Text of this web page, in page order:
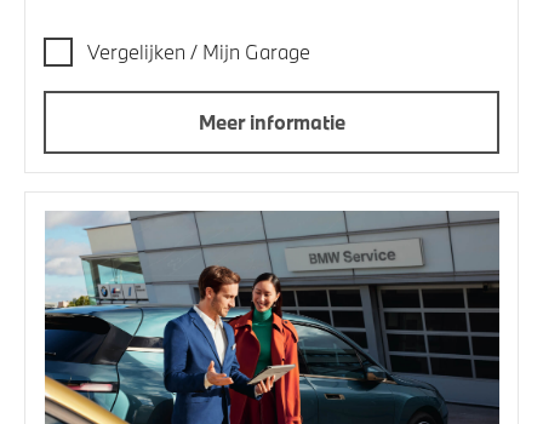
Vergelijken / Mijn Garage
Meer informatie